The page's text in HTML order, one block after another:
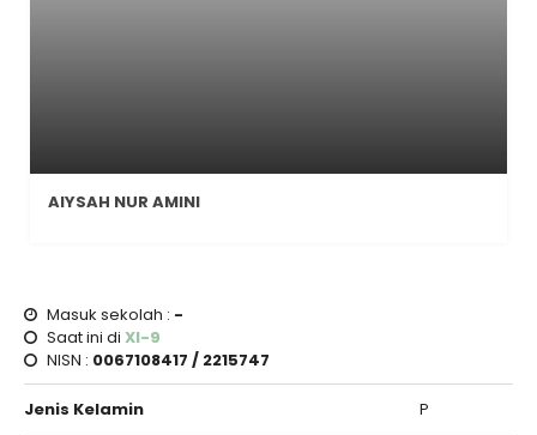
AIYSAH NUR AMINI
Masuk sekolah : -
Saat ini di XI-9
NISN : 0067108417 / 2215747
Jenis Kelamin P